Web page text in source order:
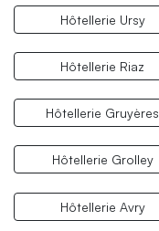
Hôtellerie Ursy
Hôtellerie Riaz
Hôtellerie Gruyères
Hôtellerie Grolley
Hôtellerie Avry